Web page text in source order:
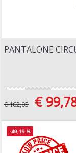
PANTALONE
€ 162,05 €
-49,19 %